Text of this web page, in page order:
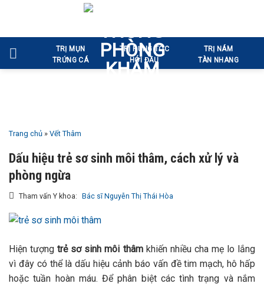
nội
dung
TRỊ MỤN
TRỨNG CÁ
TRỊ RỤNG TÓC
HÓI ĐẦU
TRỊ NÁM
TÀN NHANG
Trang chủ » Vết Thâm
Dấu hiệu trẻ sơ sinh môi thâm, cách xử lý và
phòng ngừa
Tham vấn Y khoa: Bác sĩ Nguyễn Thị Thái Hòa
Hiện tượngtrẻ sơ sinh môi thâmkhiến nhiều cha mẹ lo lắng
vì đây có thể là dấu hiệu cảnh báo vấn đề tim mạch, hô hấp
hoặc tuần hoàn máu. Để phân biệt các tình trạng và nắm